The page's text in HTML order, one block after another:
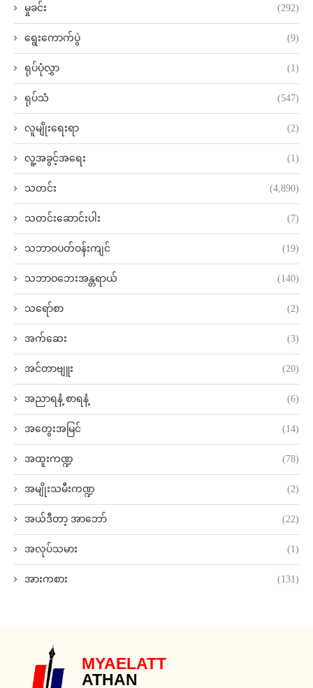
မှုခင်း (292)
ရွေးကောက်ပွဲ (9)
ရုပ်ပုံလွှာ (1)
ရုပ်သံ (547)
လူမျိုးရေးရာ (2)
လူ့အခွင့်အရေး (1)
သတင်း (4,890)
သတင်းဆောင်းပါး (7)
သဘာဝပတ်ဝန်းကျင် (19)
သဘာဝဘေးအန္တရာယ် (140)
သရော်စာ (2)
အက်ဆေး (3)
အင်တာဗျူး (20)
အညာရနံ့ စာရနံ့ (6)
အတွေးအမြင် (14)
အထူးကဏ္ဍ (78)
အမျိုးသမီးကဏ္ဍ (2)
အယ်ဒီတာ့ အာဘော် (22)
အလုပ်သမား (1)
အားကစား (131)
MYAELATT
ATHAN